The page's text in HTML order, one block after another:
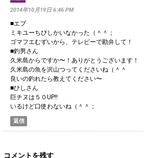
2014年10月19日 6:46 PM
■エブ
ミキユーちびしかいなかった（＾＾；
ゴマフエむずいから、テレピーで勘弁して！
■釣男さん
久米島からですか〜！ありがとうございます！
久米島の魚を沢山つってくださいね（＾＾
良いの釣れたら教えてください〜
■ひしさん
巨チヌは５０UP!!
いるけど口使わないね（＾＾；
返信
コメントを残す